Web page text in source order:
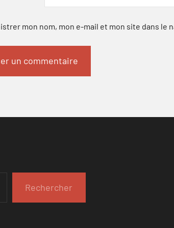
mon nom, mon e-mail et mon site dans le
Rechercher